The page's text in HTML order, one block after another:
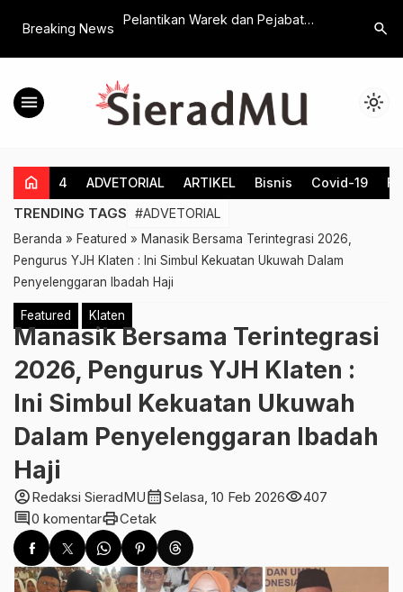
Breaking News
Nyalon
Pelantikan Warek dan Pejabat
Capaian Akreditasi Unggul Tahun
2028
Dakwah
search
menu light_mode
home 4 ADVETORIAL ARTIKEL Bisnis Covid-19
TRENDING TAGS #ADVETORIAL
Beranda » Featured » Manasik Bersama Terintegrasi 2026,
Pengurus YJH Klaten : Ini Simbul Kekuatan Ukuwah Dalam
Penyelenggaran Ibadah Haji
Featured Klaten
Manasik Bersama Terintegrasi
2026, Pengurus YJH Klaten :
Ini Simbul Kekuatan Ukuwah
Dalam Penyelenggaran Ibadah
Haji
account_circleRedaksi SieradMUcalendar_monthSelasa, 10 Feb 2026visibility407
comment0 komentarprintCetak